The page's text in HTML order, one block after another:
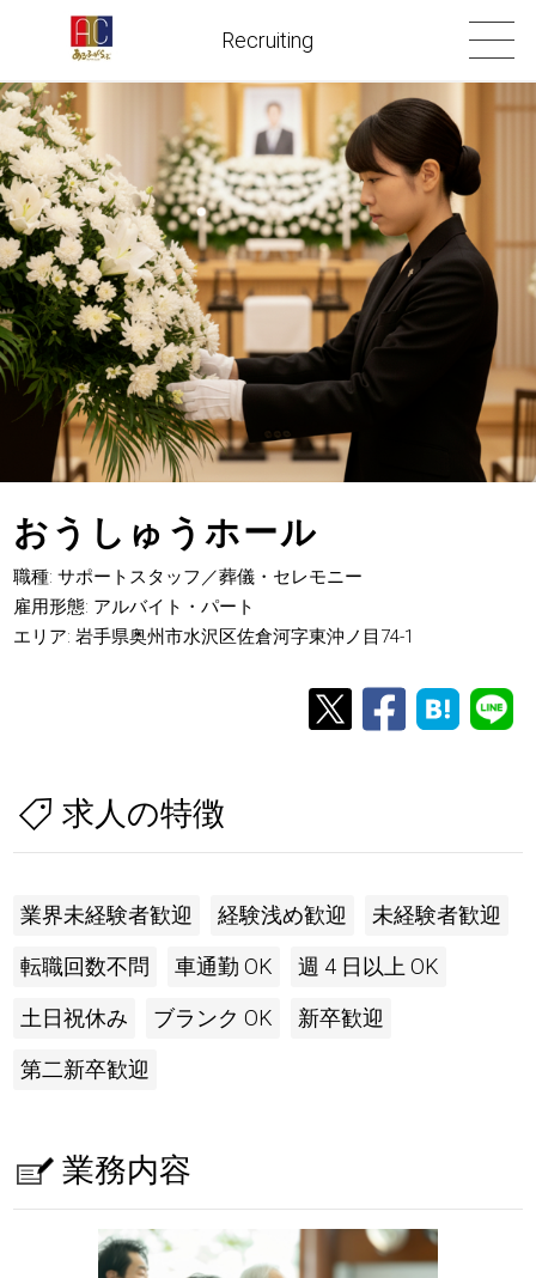
Recruiting
おうしゅうホール
職種: サポートスタッフ／葬儀・セレモニー
雇用形態: アルバイト・パート
エリア: 岩手県奥州市水沢区佐倉河字東沖ノ目74-1
求人の特徴
業界未経験者歓迎 経験浅め歓迎 未経験者歓迎
転職回数不問 車通勤 OK 週 4 日以上 OK
土日祝休み ブランク OK 新卒歓迎
第二新卒歓迎
業務内容